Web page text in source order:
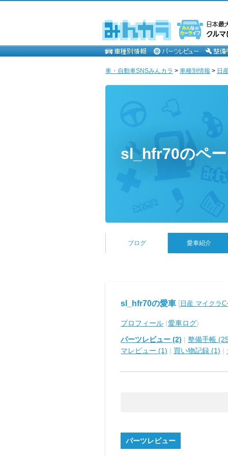
車・自動車SNSみんカラ > 車種別情報 > 日
sl_hfr70のペ
ブログ 愛車紹介
sl_hfr70の愛車 [ 日産 マイクラ
プロフィール (愛車ログ)
パーツレビュー (2) | 整備手帳
マレビュー (1) | 買い物記録 (1) |
パーツレビュー